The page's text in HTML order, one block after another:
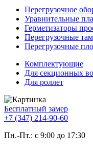
Перегрузочное
Уравнительные
Герметизаторы
Перегрузочные
Перегрузочные
Комплектующие
Для секционных
Для роллет
Бесплатный замер
+7 (347) 214-90-60
Пн.-Пт.: с 9:00 до 17:30